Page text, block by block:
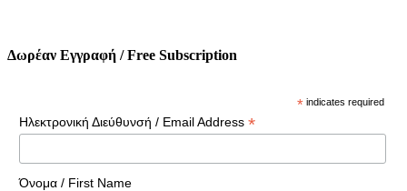
Δωρέαν Εγγραφή / Free Subscription
* indicates required
Ηλεκτρονική Διεύθυνσή / Email Address *
Όνομα / First Name